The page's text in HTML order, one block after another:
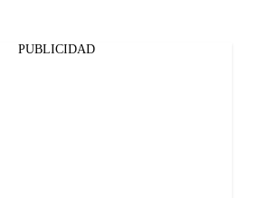
PUBLICIDAD